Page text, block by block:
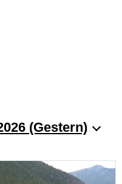
(Gestern)